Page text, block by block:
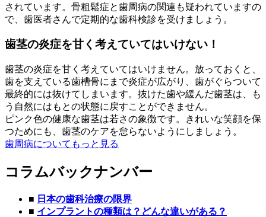
されています。骨粗鬆症と歯周病の関連も疑われていますの
で、歯医者さんで定期的な歯科検診を受けましょう。
歯茎の炎症を甘く考えていてはいけない！
歯茎の炎症を甘く考えていてはいけません。放っておくと、
歯を支えている歯槽骨にまで炎症が広がり、歯がぐらついて
最終的には抜けてしまいます。抜けた歯や緩んだ歯茎は、も
う自然にはもとの状態に戻すことができません。
ピンク色の健康な歯茎は若さの象徴です。きれいな笑顔を保
つためにも、歯茎のケアを怠らないようにしましょう。
歯周病についてもっと見る
コラムバックナンバー
■ 日本の歯科治療の限界
■ インプラントの種類は？どんな違いがある？